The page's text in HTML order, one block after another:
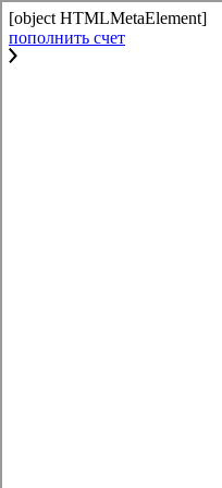
[object HTMLMetaElement]
пополнить счет